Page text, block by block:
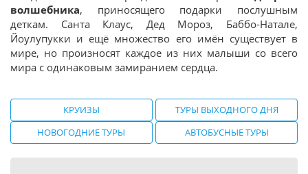
волшебника, приносящего подарки послушным
деткам. Санта Клаус, Дед Мороз, Баббо-Натале,
Йоулупукки и ещё множество его имён существует в
мире, но произносят каждое из них малыши со всего
мира с одинаковым замиранием сердца.
КРУИЗЫ
ТУРЫ ВЫХОДНОГО ДНЯ
НОВОГОДНИЕ ТУРЫ
АВТОБУСНЫЕ ТУРЫ